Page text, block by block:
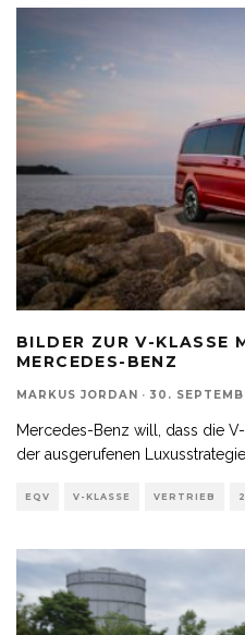
BILDER ZUR V-KLASSE
MERCEDES-BENZ
MARKUS JORDAN · 30.
Mercedes-Benz will, dass die
der ausgerufenen
EQV V-KLASSE VERTRIEB